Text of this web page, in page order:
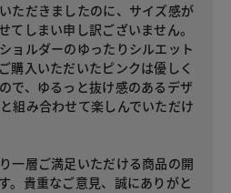
ただきましたのに、サイズ感が
てしまい申し訳ございません。
ョルダーのゆったりシルエット
購入いただいたピンクは優しく
で、ゆるっと抜け感のあるデザ
組み合わせて楽しんでいただけ
一層ご満足いただける商品の開
。貴重なご意見、誠にありがと